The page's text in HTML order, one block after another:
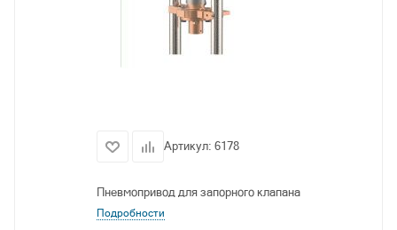
Артикул: 6178
Пневмопривод для запорного клапана
Подробности